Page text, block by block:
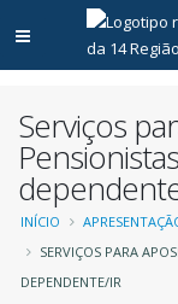
Abrir menu principal
Serviços
Trilha
de
INÍCIO
SERVIÇOS PARA
DEPENDENTE/IR